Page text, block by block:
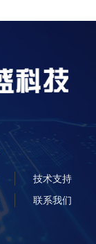
技术支持
联系我们